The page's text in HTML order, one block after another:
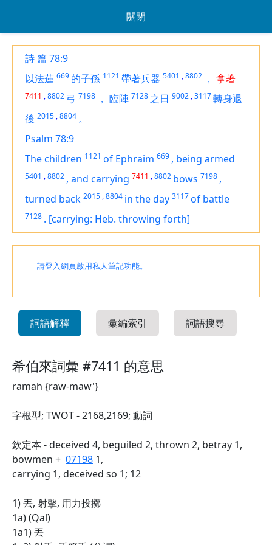
關閉
詩 篇 78:9
以法蓮 669 的子孫 1121 帶著兵器 5401 ,8802 ， 拿著
7411 ,8802 弓 7198 ， 臨陣 7128 之日 9002 ,3117轉身退
後 2015 ,8804 。
Psalm 78:9
The children 1121 of Ephraim 669 , being armed
5401 ,8802 , and carrying 7411 ,8802 bows 7198 ,
turned back 2015 ,8804 in the day 3117of battle
7128 . [carrying: Heb. throwing forth]
請登入網頁啟用私人筆記功能。
詞語解釋 彙編索引 詞語搜尋
希伯來詞彙 #7411 的意思
ramah {raw-maw'}
字根型; TWOT - 2168,2169; 動詞
欽定本 - deceived 4, beguiled 2, thrown 2, betray 1,
bowmen + 07198 1,
carrying 1, deceived so 1; 12
1) 丟, 射擊, 用力投擲
1a) (Qal)
1a1) 丟